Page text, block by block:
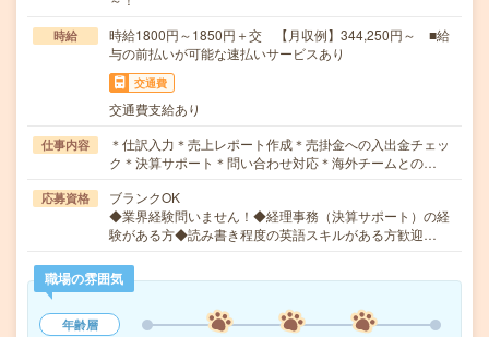
時給
時給1800円～1850円＋交 【月収例】344,250円～ ■給
与の前払いが可能な速払いサービスあり
交通費
交通費支給あり
仕事内容
＊仕訳入力＊売上レポート作成＊売掛金への入出金チェッ
ク＊決算サポート＊問い合わせ対応＊海外チームとの…
応募資格
ブランクOK
◆業界経験問いません！◆経理事務（決算サポート）の経
験がある方◆読み書き程度の英語スキルがある方歓迎…
職場の雰囲気
年齢層